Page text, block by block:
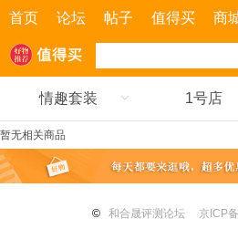
首页 论坛 帖子 值得买 商
情趣套装 1号店
暂无相关商品
© 和合晟评测论坛 京ICP